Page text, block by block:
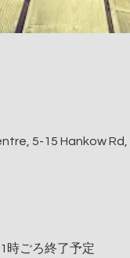
5-15 Hankow
時ごろ終了予定